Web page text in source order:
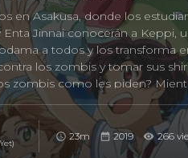
en Asakusa, donde los
Enta Jinnai conocerán a
a todos y los transforma
los zombis y tomar sus
zombis como les piden?
Niiboshi y Mabu Akutsu. La
para ellos y que
23m 2019 266